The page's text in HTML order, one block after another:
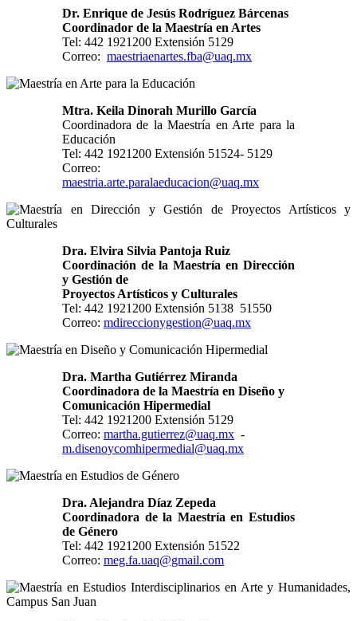
Dr. Enrique de Jesús Rodríguez Bárcenas
Coordinador de la Maestría en Artes
Tel: 442 1921200 Extensión 5129
Correo: maestriaenartes.fba@uaq.mx
Mtra. Keila Dinorah Murillo García
Coordinadora de la Maestría en Arte para la
Educación
Tel: 442 1921200 Extensión 51524- 5129
Correo:
maestria.arte.paralaeducacion@uaq.mx
Dra. Elvira Silvia Pantoja Ruiz
Coordinación de la Maestría en Dirección
y Gestión de
Proyectos Artísticos y Culturales
Tel: 442 1921200 Extensión 5138 51550
Correo: mdireccionygestion@uaq.mx
Dra. Martha Gutiérrez Miranda
Coordinadora de la Maestría en Diseño y
Comunicación Hipermedial
Tel: 442 1921200 Extensión 5129
Correo: martha.gutierrez@uaq.mx -
m.disenoycomhipermedial@uaq.mx
Dra. Alejandra Díaz Zepeda
Coordinadora de la Maestría en Estudios
de Género
Tel: 442 1921200 Extensión 51522
Correo: meg.fa.uaq@gmail.com